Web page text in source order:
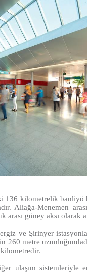
136 kilometrelik banliyö
Aliağa-Menemen
arası güney aksı olarak
ve Şirinyer
260 metre
ulaşım sistemleriyle